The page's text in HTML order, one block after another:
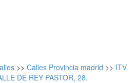
>> Calles Provincia madrid >> ITV
DE REY PASTOR, 28.